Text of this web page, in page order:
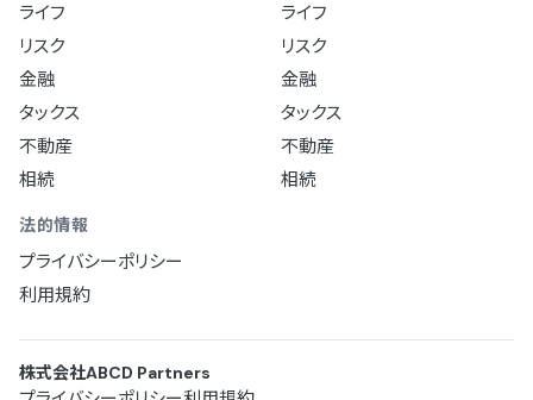
ライフ
リスク
金融
タックス
不動産
相続
ライフ
リスク
金融
タックス
不動産
相続
法的情報
プライバシーポリシー
利用規約
株式会社ABCD Partners